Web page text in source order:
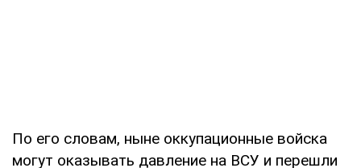
По его словам, ныне оккупационные войска
могут оказывать давление на ВСУ и перешли